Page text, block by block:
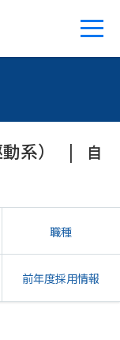
系）
自
職種
前年度採用情報